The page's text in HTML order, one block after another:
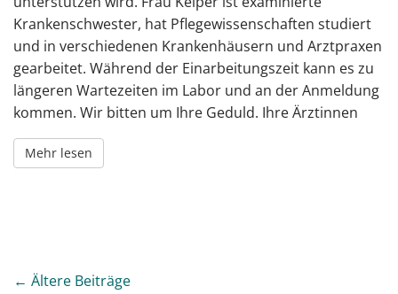
Krankenschwester, hat Pflegewissenschaften studiert
und in verschiedenen Krankenhäusern und Arztpraxen
gearbeitet. Während der Einarbeitungszeit kann es zu
längeren Wartezeiten im Labor und an der Anmeldung
kommen. Wir bitten um Ihre Geduld. Ihre Ärztinnen
Mehr lesen
P
← Ältere Beiträge